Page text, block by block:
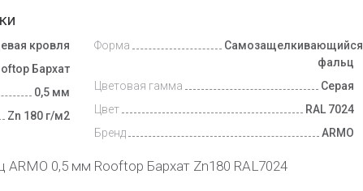
кровля
Бархат
0,5 мм
Zn 180 г/м2
Форма
Самозащелкивающийся
фальц
Цветовая гамма
Серая
Цвет
RAL 7024
Бренд
ARMO
0,5 мм Rooftop Бархат Zn180 RAL7024